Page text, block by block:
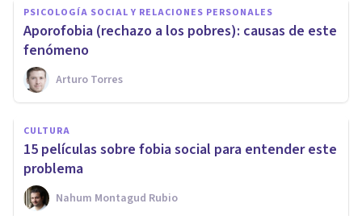
PSICOLOGÍA SOCIAL Y RELACIONES PERSONALES
​Aporofobia (rechazo a los pobres): causas de este
fenómeno
Arturo Torres
CULTURA
15 películas sobre fobia social para entender este
problema
Nahum Montagud Rubio
Síndrome de Blancanieves:
"espejito, espejito..."
Jonathan García-Allen